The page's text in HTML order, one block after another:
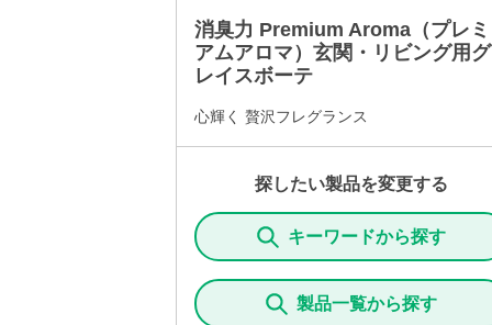
消臭力 Premium Aroma（プレミ
アムアロマ）玄関・リビング用グ
レイスボーテ
心輝く 贅沢フレグランス
探したい製品を変更する
キーワードから探す
製品一覧から探す